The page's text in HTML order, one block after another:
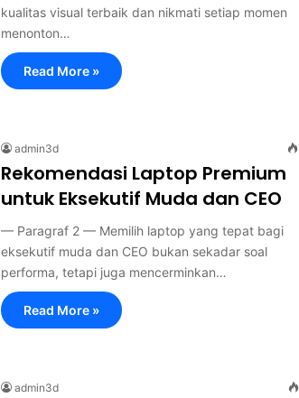
kualitas visual terbaik dan nikmati setiap momen
menonton…
Read More »
admin3d
Rekomendasi Laptop Premium
untuk Eksekutif Muda dan CEO
— Paragraf 2 — Memilih laptop yang tepat bagi
eksekutif muda dan CEO bukan sekadar soal
performa, tetapi juga mencerminkan…
Read More »
admin3d